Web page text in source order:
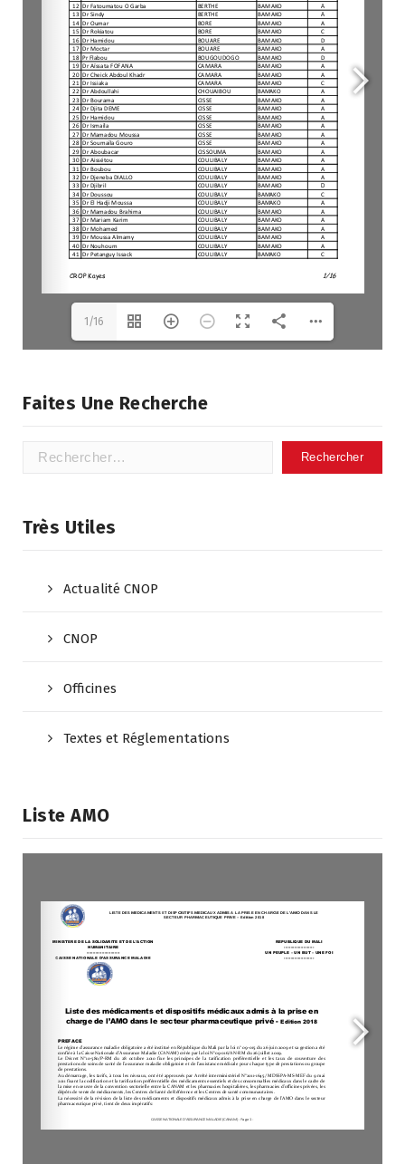
1/16
Faites Une Recherche
Très Utiles
Actualité CNOP
CNOP
Officines
Textes et Réglementations
Liste AMO